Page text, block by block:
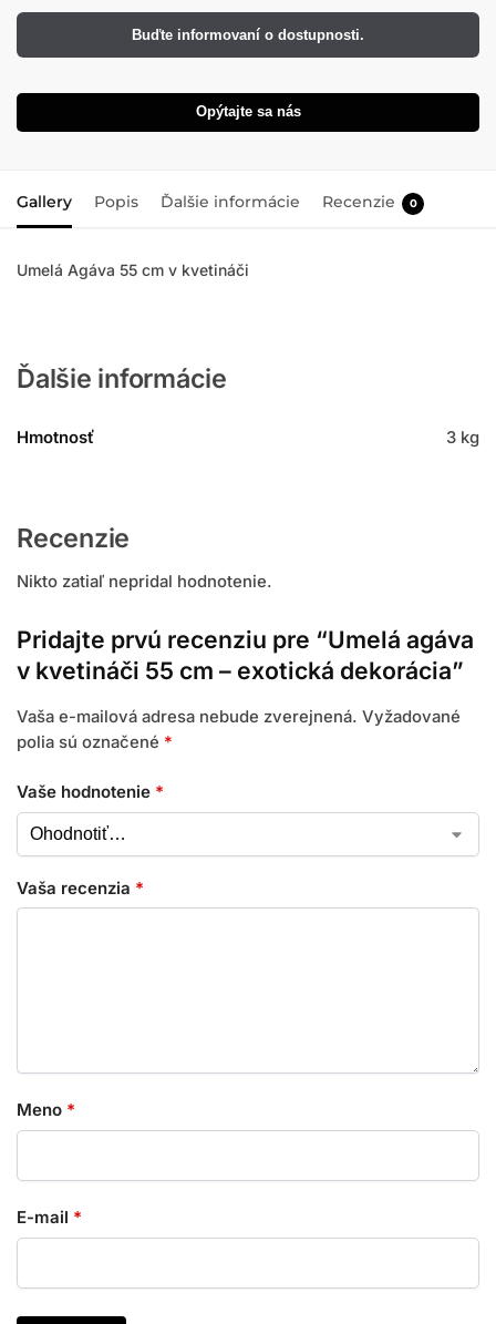
Buďte informovaní o dostupnosti.
Opýtajte sa nás
Gallery Popis Ďalšie informácie Recenzie 0
Umelá Agáva 55 cm v kvetináči
Ďalšie informácie
Hmotnosť 3 kg
Recenzie
Nikto zatiaľ nepridal hodnotenie.
Pridajte prvú recenziu pre “Umelá agáva
v kvetináči 55 cm – exotická dekorácia”
Vaša e-mailová adresa nebude zverejnená. Vyžadované
polia sú označené *
Vaše hodnotenie *
Vaša recenzia *
Meno *
E-mail *